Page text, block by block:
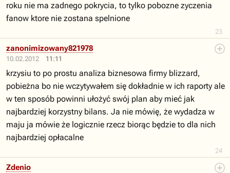
23
roku nie ma zadnego pokrycia, to tylko pobozne zyczenia
fanow ktore nie zostana spelnione
10.02.2012 11:11
24
zanonimizowany821978
krzysiu to po prostu analiza biznesowa firmy blizzard,
pobieżna bo nie wczytywałem się dokładnie w ich raporty ale
w ten sposób powinni ułożyć swój plan aby mieć jak
najbardziej korzystny bilans. Ja nie mówię, że wydadza w
maju ja mówie że logicznie rzecz biorąc będzie to dla nich
najbardziej opłacalne
Zdenio